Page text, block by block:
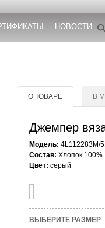
НОВОСТИ
О ТОВАРЕ В
Джемпер
Модель: 4L112283M/
Состав: Хлопок 100%
Цвет: серый
ВЫБЕРИТЕ РАЗМЕР